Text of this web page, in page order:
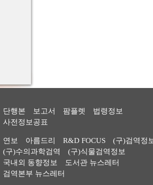
단행본 보고서 팜플렛
법령정보
사전정보공표
연보 아름드리 R&D FOCUS
(구)검역정
(구)수의과학검역
(구)식물검역정보
국내외 동향정보
도서관 뉴스레터
검역본부 뉴스레터